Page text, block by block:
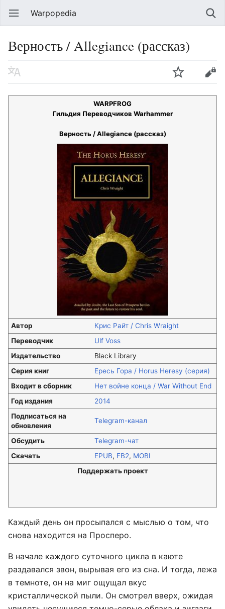
Warpopedia
Верность / Allegiance (рассказ)
WARPFROG
Гильдия Переводчиков Warhammer
Верность / Allegiance (рассказ)
Автор
Крис Райт / Chris Wraight
Переводчик
Ulf Voss
Издательство
Black Library
Серия книг
Ересь Гора / Horus Heresy (серия)
Входит в сборник
Нет войне конца / War Without End
Год издания
2014
Подписаться на
обновления
Telegram-канал
Обсудить
Telegram-чат
Скачать
EPUB, FB2, MOBI
Поддержать проект
Каждый день он просыпался с мыслью о том, что
снова находится на Просперо.
В начале каждого суточного цикла в каюте
раздавался звон, вырывая его из сна. И тогда, лежа
в темноте, он на миг ощущал вкус
кристаллической пыли. Он смотрел вверх, ожидая